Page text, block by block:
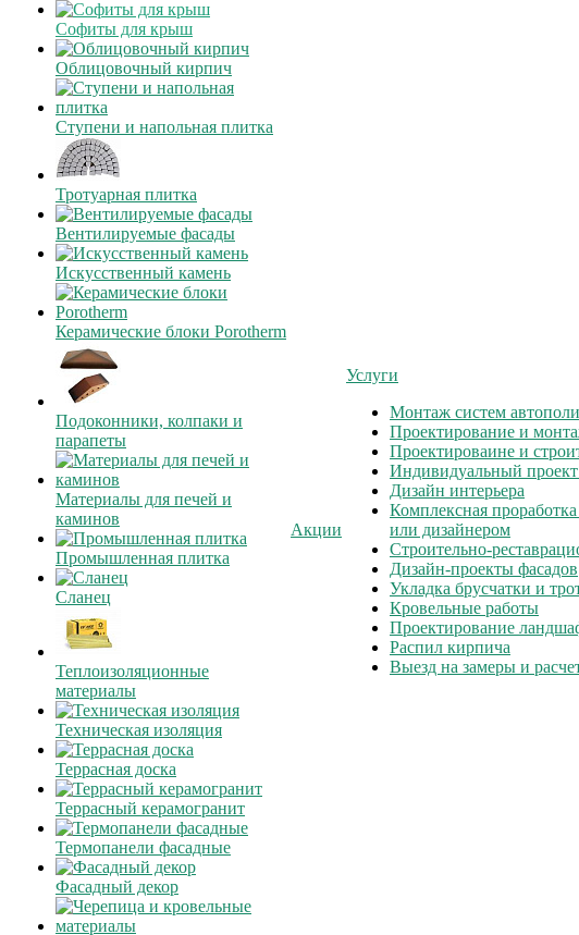
Софиты для крыш
Облицовочный кирпич
Ступени и напольная плитка
Тротуарная плитка
Вентилируемые фасады
Искусственный камень
Керамические блоки Porotherm
Подоконники, колпаки и
парапеты
Материалы для печей и
каминов
Промышленная плитка
Сланец
Теплоизоляционные
материалы
Техническая изоляция
Террасная доска
Террасный керамогранит
Термопанели фасадные
Фасадный декор
Акции
Услуги
Монтаж систем
Проектирование и
Проектироваине и
Индивидуальный
Дизайн интерьера
Комплексная
или дизайнером
Строительно-
Дизайн-проекты фасадов
Укладка брусчатки и
Кровельные работы
Проектирование
Распил кирпича
Выезд на замеры и